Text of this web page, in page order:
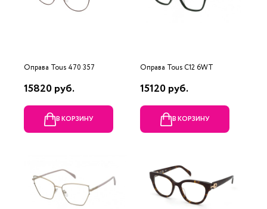
Оправа Tous 470 357
15820 руб.
В КОРЗИНУ
Оправа Tous C12 6WT
15120 руб.
В КОРЗИНУ